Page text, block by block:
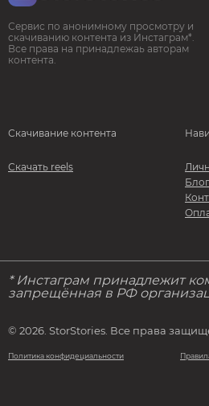
Сервис по анонимному просмотру и
скачиванию контента из Инстаграм*.
Все права на принадлежаь авторам
контента.
Скачивание контента
Скачать reels
Блог
* Инстаграм принадлежит
запрещённая в РФ
© 2026. StorStories. Все права
Политика конфидециальности